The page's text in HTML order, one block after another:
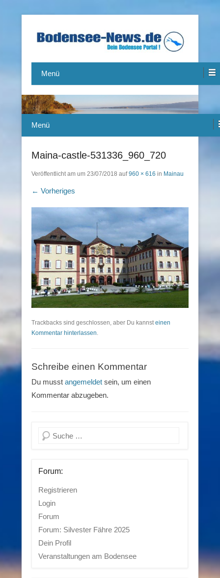
Bodensee-News.de
Menü
Menü
Maina-castle-531336_960_720
Veröffentlicht am um 23/07/2018 auf960 × 616 in Mainau
← Vorheriges
Trackbacks sind geschlossen, aber Du kannsteinen
Kommentar hinterlassen.
Schreibe einen Kommentar
Du musst angemeldet sein, um einen
Kommentar abzugeben.
Suchen
Forum:
Registrieren
Login
Forum
Forum: Silvester Fähre 2025
Dein Profil
Veranstaltungen am Bodensee